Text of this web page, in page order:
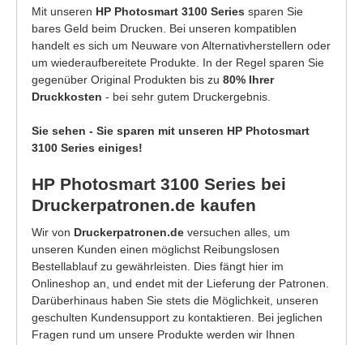
Mit unseren HP Photosmart 3100 Series sparen Sie
bares Geld beim Drucken. Bei unseren kompatiblen
handelt es sich um Neuware von Alternativherstellern oder
um wiederaufbereitete Produkte. In der Regel sparen Sie
gegenüber Original Produkten bis zu 80% Ihrer
Druckkosten - bei sehr gutem Druckergebnis.
Sie sehen - Sie sparen mit unseren HP Photosmart
3100 Series einiges!
HP Photosmart 3100 Series bei
Druckerpatronen.de kaufen
Wir von Druckerpatronen.de versuchen alles, um
unseren Kunden einen möglichst Reibungslosen
Bestellablauf zu gewährleisten. Dies fängt hier im
Onlineshop an, und endet mit der Lieferung der Patronen.
Darüberhinaus haben Sie stets die Möglichkeit, unseren
geschulten Kundensupport zu kontaktieren. Bei jeglichen
Fragen rund um unsere Produkte werden wir Ihnen